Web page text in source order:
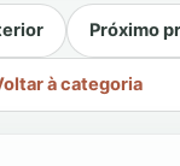
à categoria
Próximo